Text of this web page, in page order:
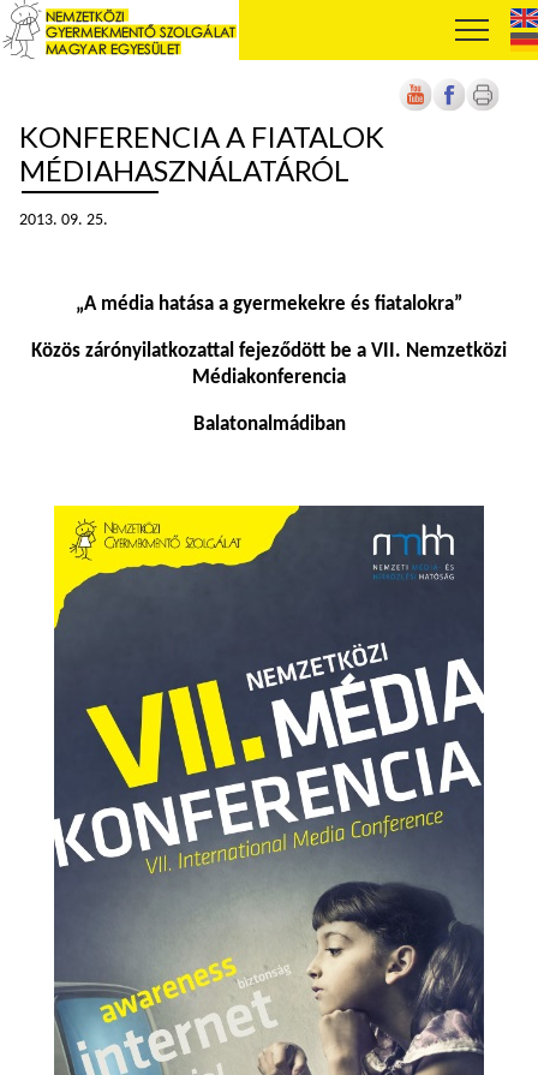
KONFERENCIA A FIATALOK
MÉDIAHASZNÁLATÁRÓL
2013. 09. 25.
„A média hatása a gyermekekre és fiatalokra”
Közös zárónyilatkozattal fejeződött be a VII. Nemzetközi
Médiakonferencia
Balatonalmádiban